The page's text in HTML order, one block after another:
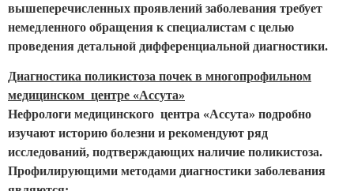
вышеперечисленных проявлений заболевания требует
немедленного обращения к специалистам с целью
проведения детальной дифференциальной диагностики.
Диагностика поликистоза почек в многопрофильном
медицинском центре «Ассута»
Нефрологи медицинского центра «Ассута» подробно
изучают историю болезни и рекомендуют ряд
исследований, подтверждающих наличие поликистоза.
Профилирующими методами диагностики заболевания